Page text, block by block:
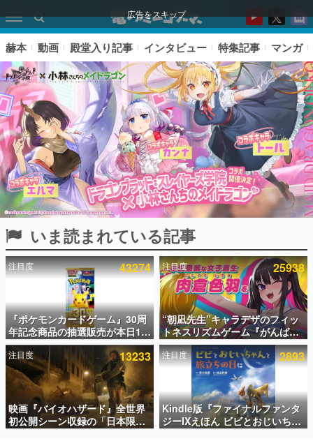
広告をスキップ
ピックアップ
電ファミのいま読まれている記事ランキング
アプリセール情報
インタビュー
連載・特集一覧
殿堂入り記事
SNS拡散数が数千以上！ ページビュー数万以上！ などな
ど。多くの人々に読まれた、電ファミ渾身の“殿堂入り”記
事をまとめました。
赫本 動画 殿堂入り記事 インタビュー 特集記事 マンガ
いま読まれている記事
注目度 43274
『ポケモンカードゲーム』30周
年記念商品の抽選販売が本日12
時より開始。拡張パック「30th
CELEBRATION」のボックス
に、「プレミアムデッキセット
エーフィ・ブラッキー」
「FUTURISTIC BOX」の計3商
品
注目度 25938
“朝凪先生”キャラデザのフィッ
トネスリズムゲーム『がんば
れ！チアリズム』Steamストア
ページが公開。キャラクターの
CVは陽向葵ゅかさん
注目度 13233
映画『バイオハザード』全世界
初公開シーン収録の「日本限
定」予告映像が解禁。バイオの
注目度 2893
Kindle版『ファイナルファンタ
ジーIXえほん ビビとおじいちゃ
んと旅立ちの日に』が半額の